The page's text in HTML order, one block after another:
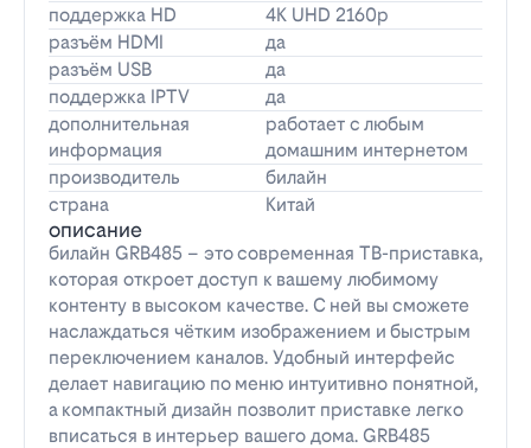
поддержка HD
4K UHD 2160p
разъём HDMI
да
разъём USB
да
поддержка IPTV
да
дополнительная
информация
работает с любым
домашним интернетом
производитель
билайн
страна
Китай
описание
билайн GRB485 – это современная ТВ-приставка,
которая откроет доступ к вашему любимому
контенту в высоком качестве. С ней вы сможете
наслаждаться чётким изображением и быстрым
переключением каналов. Удобный интерфейс
делает навигацию по меню интуитивно понятной,
а компактный дизайн позволит приставке легко
вписаться в интерьер вашего дома. GRB485